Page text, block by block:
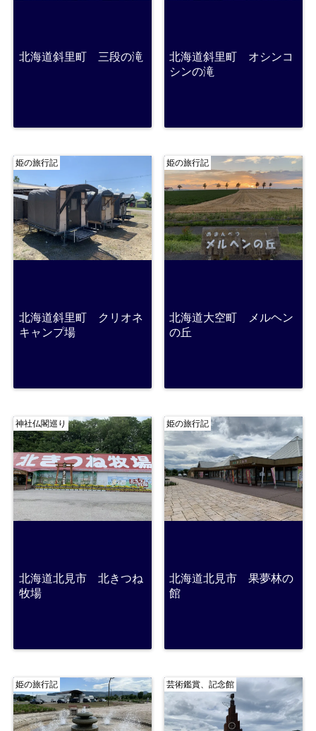
北海道斜里町 三段の滝
北海道斜里町 オシンコ
シンの滝
姫の旅行記
北海道斜里町 クリオネ
キャンプ場
姫の旅行記
北海道大空町 メルヘン
の丘
神社仏閣巡り
北海道北見市 北きつね
牧場
姫の旅行記
北海道北見市 果夢林の
館
姫の旅行記 芸術鑑賞、記念館